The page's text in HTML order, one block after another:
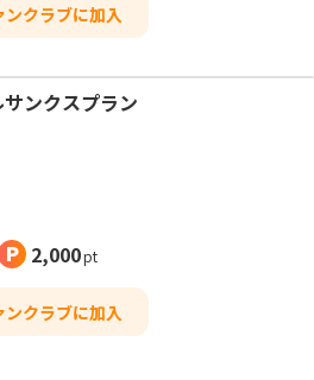
ンクラブに加入
ンクスプラン
お名前を記入させていただきます！！！
にてスペシャルサンクスページの文字無しイラ
2,000pt
ンクラブに加入